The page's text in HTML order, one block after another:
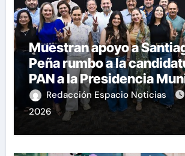
Muestran apoyo a
Peña rumbo a la
PAN a la Presidencia
Redacción Espacio Noticias
2026